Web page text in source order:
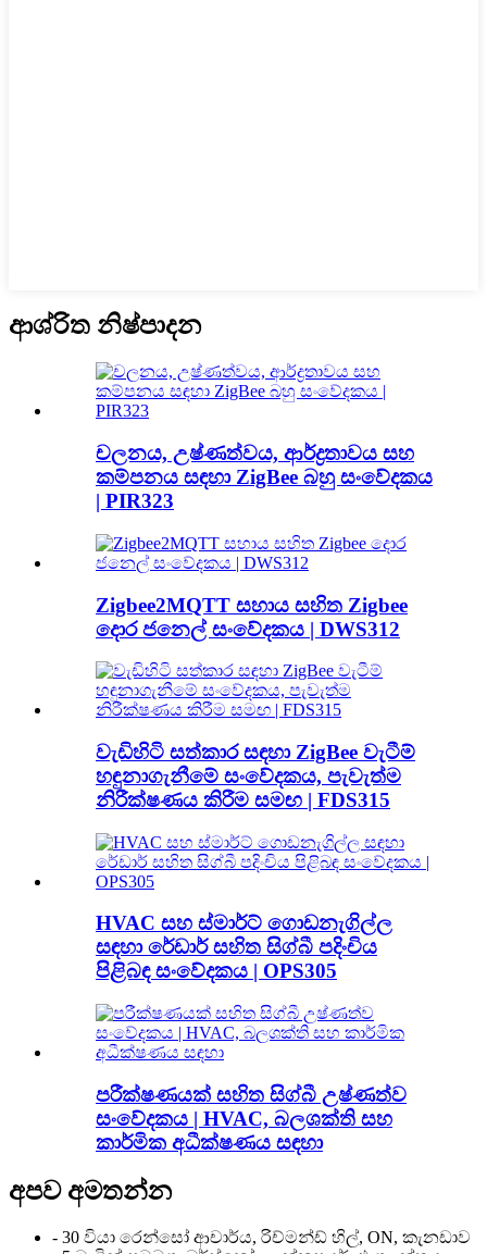
ආශ්රිත නිෂ්පාදන
චලනය, උෂ්ණත්වය, ආර්ද්‍රතාවය සහ
කම්පනය සඳහා ZigBee බහු සංවේදකය
| PIR323
Zigbee2MQTT සහාය සහිත Zigbee
දොර ජනෙල් සංවේදකය | DWS312
වැඩිහිටි සත්කාර සඳහා ZigBee වැටීම්
හඳුනාගැනීමේ සංවේදකය, පැවැත්ම
නිරීක්ෂණය කිරීම සමඟ | FDS315
HVAC සහ ස්මාර්ට් ගොඩනැගිල්ල
සඳහා රේඩාර් සහිත සිග්බී පදිංචිය
පිළිබඳ සංවේදකය | OPS305
පරීක්ෂණයක් සහිත සිග්බී උෂ්ණත්ව
සංවේදකය | HVAC, බලශක්ති සහ
කාර්මික අධීක්ෂණය සඳහා
අපව අමතන්න
- 30 වියා රෙන්සෝ ආචාර්ය, රිච්මන්ඩ් හිල්, ON, කැනඩාව